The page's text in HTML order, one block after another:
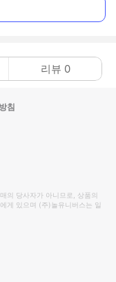
리뷰 0
침
의 당사자가 아니므로, 상품의
게 있으며 (주)놀유니버스는 일